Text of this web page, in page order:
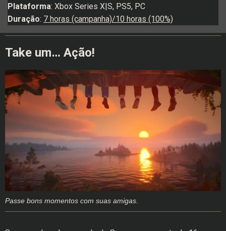
Plataforma: Xbox Series X|S, PS5, PC
Duração: 7 horas (campanha)/10 horas (100%)
Take um… Ação!
Passe bons momentos com suas amigas.